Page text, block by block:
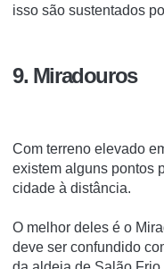
isso são sustentados
9. Miradouros
Com terreno elevado
existem alguns pontos
cidade à distância.
O melhor deles é o
deve ser confundido